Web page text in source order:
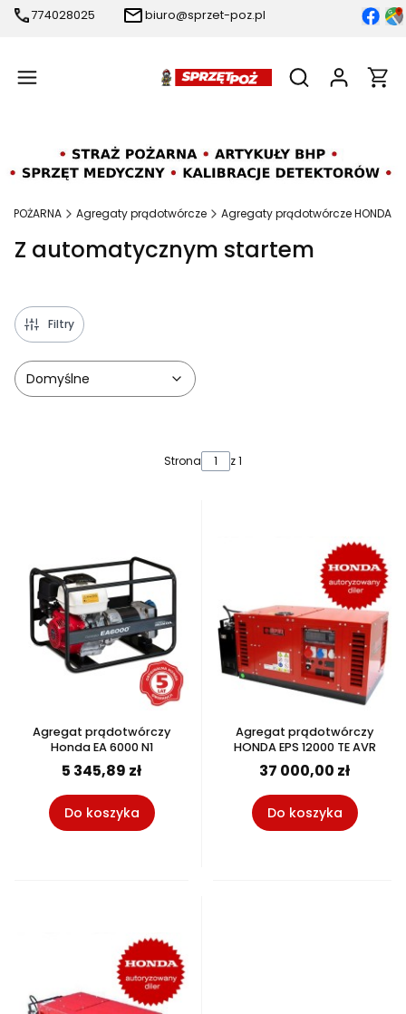
774028025 biuro@sprzet-poz.pl
Otwórz
POŻARNA Agregaty prądotwórcze Agregaty prądotwórcze HONDA
Z automatycznym startem
Filtry
Domyślne
Strona z 1
Agregat prądotwórczy
Honda EA 6000 N1
5 345,89 zł
Do koszyka
Agregat prądotwórczy
HONDA EPS 12000 TE AVR
37 000,00 zł
Do koszyka